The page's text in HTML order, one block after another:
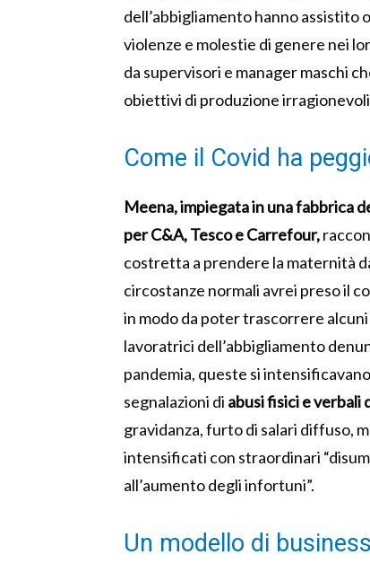
dell’abbigliamento hanno assistito
violenze e molestie di genere nei
da supervisori e manager maschi
obiettivi di produzione irragionevoli
Come il Covid ha
Meena, impiegata in una fabbrica
per C&A, Tesco e Carrefour,
costretta a prendere la maternità
circostanze normali avrei preso il
in modo da poter trascorrere alcuni
lavoratrici dell’abbigliamento
pandemia, queste si
segnalazioni di abusi fisici e verbali
gravidanza, furto di salari diffuso,
intensificati con straordinari
all’aumento degli infortuni”.
Un modello di